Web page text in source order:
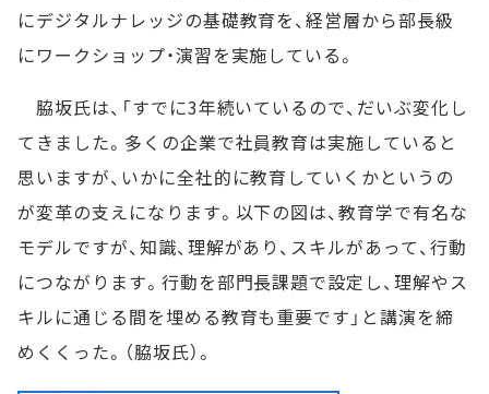
にデジタルナレッジの基礎教育を、経営層から部長級
にワークショップ・演習を実施している。
脇坂氏は、「すでに3年続いているので、だいぶ変化し
てきました。多くの企業で社員教育は実施していると
思いますが、いかに全社的に教育していくかというの
が変革の支えになります。以下の図は、教育学で有名な
モデルですが、知識、理解があり、スキルがあって、行動
につながります。行動を部門長課題で設定し、理解やス
キルに通じる間を埋める教育も重要です」と講演を締
めくくった。（脇坂氏）。